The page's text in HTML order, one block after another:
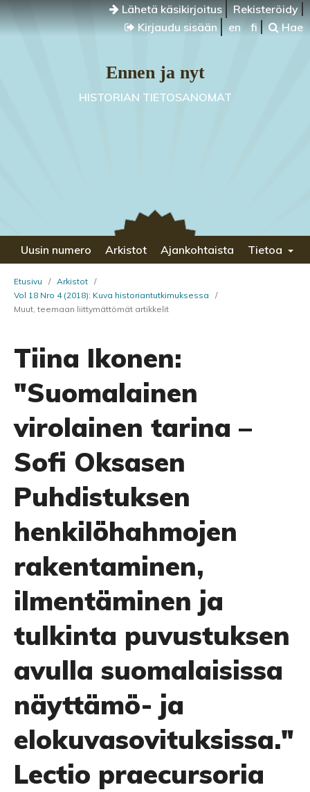
Lähetä käsikirjoitus
Rekisteröidy
Kirjaudu sisään
en fi Hae
Ennen ja nyt
HISTORIAN TIETOSANOMAT
Uusin numero Arkistot Ajankohtaista Tietoa
Etusivu / Arkistot /
Vol 18 Nro 4 (2018): Kuva historiantutkimuksessa
/
Muut, teemaan liittymättömät artikkelit
Tiina Ikonen:
"Suomalainen
virolainen tarina –
Sofi Oksasen
Puhdistuksen
henkilöhahmojen
rakentaminen,
ilmentäminen ja
tulkinta puvustuksen
avulla suomalaisissa
näyttämö- ja
elokuvasovituksissa."
Lectio praecursoria